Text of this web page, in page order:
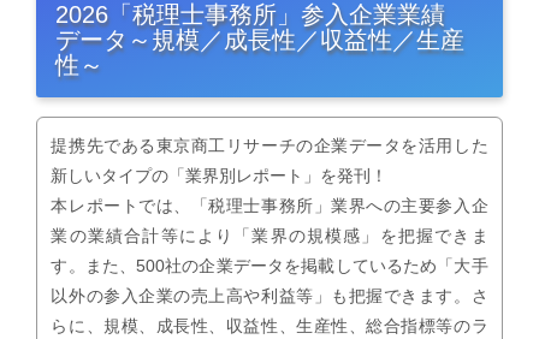
2026「税理士事務所」参入企業業績
データ～規模／成長性／収益性／生産
性～
提携先である東京商工リサーチの企業データを活用した
新しいタイプの「業界別レポート」を発刊！
本レポートでは、「税理士事務所」業界への主要参入企
業の業績合計等により「業界の規模感」を把握できま
す。また、500社の企業データを掲載しているため「大手
以外の参入企業の売上高や利益等」も把握できます。さ
らに、規模、成長性、収益性、生産性、総合指標等のラ